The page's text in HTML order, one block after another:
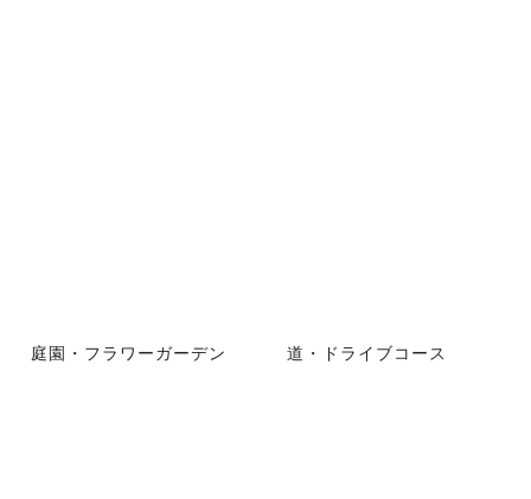
庭園・フラワーガーデン 道・ドライブコース